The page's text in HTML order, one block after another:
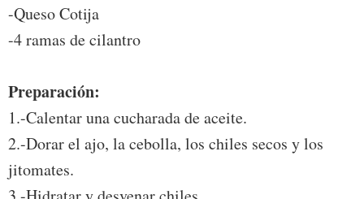
-Queso Cotija
-4 ramas de cilantro
Preparación:
1.-Calentar una cucharada de aceite.
2.-Dorar el ajo, la cebolla, los chiles secos y los
jitomates.